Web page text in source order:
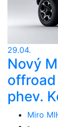
29.04.
Nový
offroad
phev.
Miro